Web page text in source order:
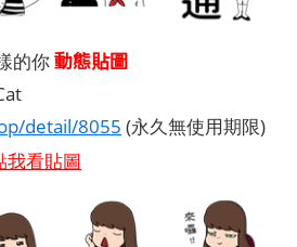
的你動態貼圖
detail/8055 (永久無使用期限)
看貼圖